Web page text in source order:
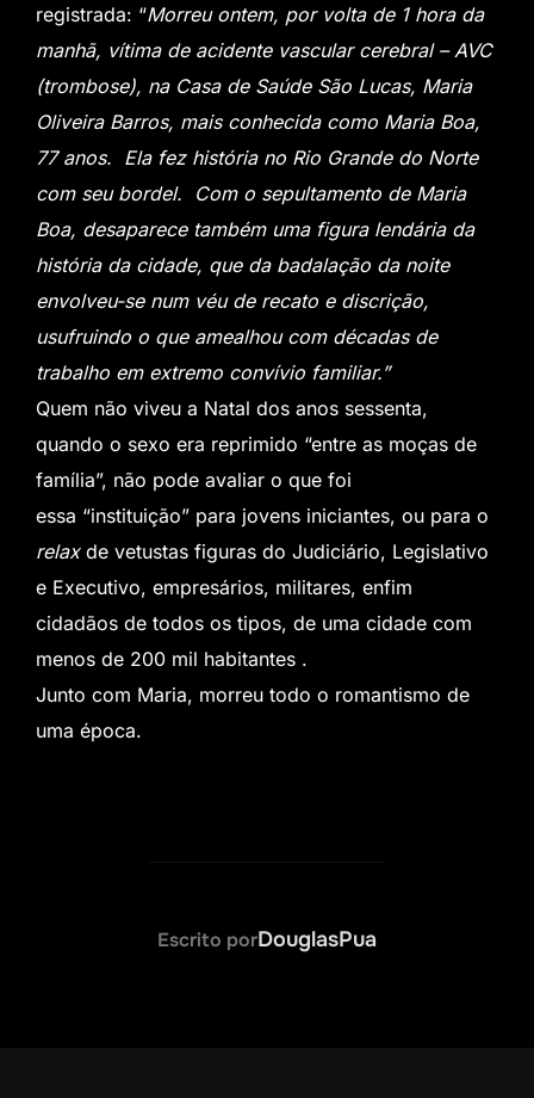
registrada: “Morreu ontem, por volta de 1 hora da
manhã, vítima de acidente vascular cerebral – AVC
(trombose), na Casa de Saúde São Lucas, Maria
Oliveira Barros, mais conhecida como Maria Boa,
77 anos. Ela fez história no Rio Grande do Norte
com seu bordel. Com o sepultamento de Maria
Boa, desaparece também uma figura lendária da
história da cidade, que da badalação da noite
envolveu-se num véu de recato e discrição,
usufruindo o que amealhou com décadas de
trabalho em extremo convívio familiar.”
Quem não viveu a Natal dos anos sessenta,
quando o sexo era reprimido “entre as moças de
família”, não pode avaliar o que foi
essa “instituição” para jovens iniciantes, ou para o
relaxde vetustas figuras do Judiciário, Legislativo
e Executivo, empresários, militares, enfim
cidadãos de todos os tipos, de uma cidade com
menos de 200 mil habitantes .
Junto com Maria, morreu todo o romantismo de
uma época.
AUTOR DO POST
Escrito porDouglasPua